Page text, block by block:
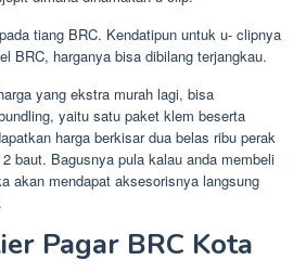
tiang BRC. Kendatipun untuk u- clipnya
BRC, harganya bisa dibilang terjangkau.
yang ekstra murah lagi, bisa
yaitu satu paket klem beserta
harga berkisar dua belas ribu perak
baut. Bagusnya pula kalau anda membeli
akan mendapat aksesorisnya langsung
Pagar BRC Kota